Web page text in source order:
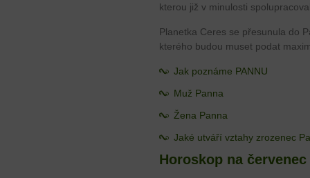
kterou již v minulosti
Planetka Ceres se přesunula do
kterého budou muset podat
Jak poznáme PANNU
Muž Panna
Žena Panna
Jaké utváří vztahy zrozenec
Horoskop na